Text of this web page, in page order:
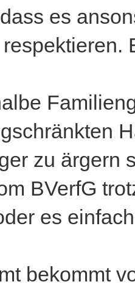
es
zu ärgern
BVerfG
es
bekommt